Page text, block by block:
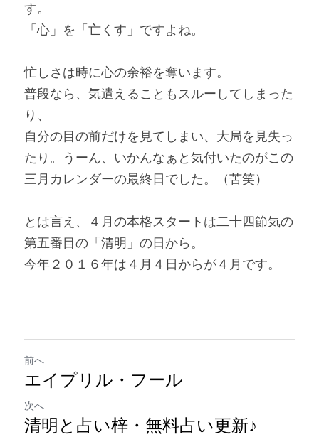
す。
「心」を「亡くす」ですよね。
忙しさは時に心の余裕を奪います。
普段なら、気遣えることもスルーしてしまった
り、
自分の目の前だけを見てしまい、大局を見失っ
たり。うーん、いかんなぁと気付いたのがこの
三月カレンダーの最終日でした。（苦笑）
とは言え、４月の本格スタートは二十四節気の
第五番目の「清明」の日から。
今年２０１６年は４月４日からが４月です。
前へ
エイプリル・フール
次へ
清明と占い梓・無料占い更新♪